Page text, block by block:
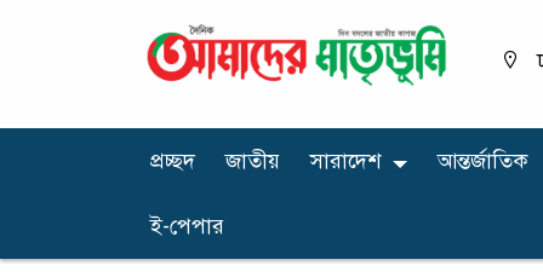
প্রচ্ছদ জাতীয় সারাদেশ আন্তর্জাতিক
ই-পেপার